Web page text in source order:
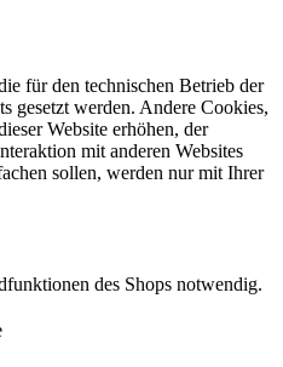
für den technischen Betrieb der
gesetzt werden. Andere Cookies,
Website erhöhen, der
mit anderen Websites
sollen, werden nur mit Ihrer
des Shops notwendig.